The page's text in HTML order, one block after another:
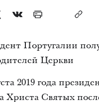
Португалии
Церкви
2019 года
Христа Святых